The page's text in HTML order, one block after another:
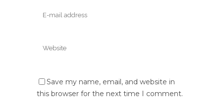
Save my name, email, and website in
this browser for the next time I comment.